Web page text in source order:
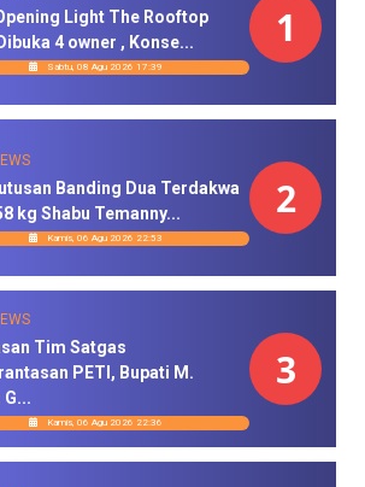
Light The Rooftop
4 owner , Konse...
Sabtu, 08 Agu 2026 17:39
1
Banding Dua Terdakwa
kg Shabu Temanny...
Kamis, 06 Agu 2026 22:53
2
Tim Satgas
PETI, Bupati M.
Kamis, 06 Agu 2026 22:36
3